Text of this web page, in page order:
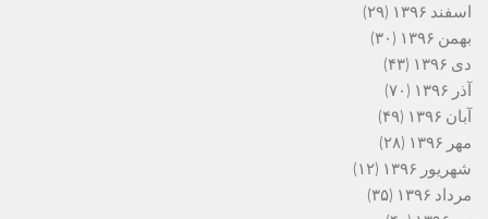
اسفند ۱۳۹۶
(۲۹)
بهمن ۱۳۹۶
(۳۰)
دی ۱۳۹۶
(۴۳)
آذر ۱۳۹۶
(۷۰)
آبان ۱۳۹۶
(۴۹)
مهر ۱۳۹۶
(۲۸)
شهریور ۱۳۹۶
(۱۲)
مرداد ۱۳۹۶
(۳۵)